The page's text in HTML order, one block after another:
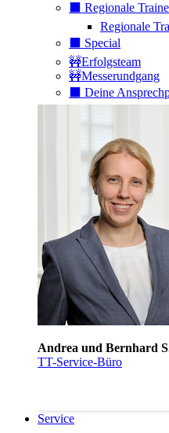
⬛️ Regionale
Regionale
⬛️ Special
🚧Erfolgsteam
🚧Messerundgang
⬛️ Deine
Andrea und Bernhard
TT-Service-Büro
Service